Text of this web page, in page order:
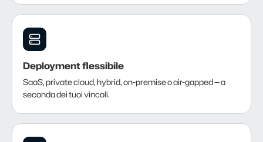
Deployment flessibile
SaaS, private cloud, hybrid, on-premise o air-gapped — a
seconda dei tuoi vincoli.